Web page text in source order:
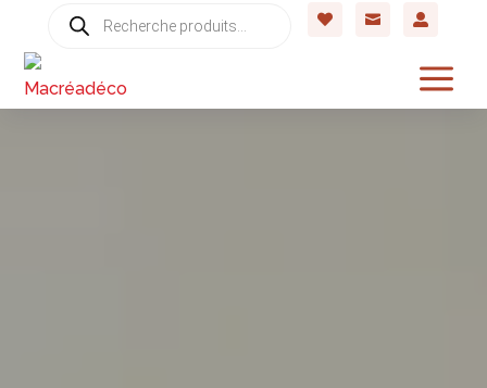
Recherche
de
  
a